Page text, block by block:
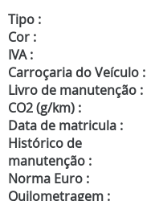
Tipo :
Cor :
IVA :
Carroçaria do Veículo :
Livro de manutenção :
CO2 (g/km) :
Data de matricula :
Histórico de
manutenção :
Norma Euro :
Quilometragem :